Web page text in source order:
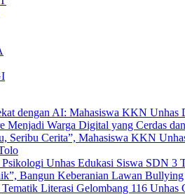
Menjadi Warga Digital yang Cerdas
Bangun Keberanian Lawan Bullying